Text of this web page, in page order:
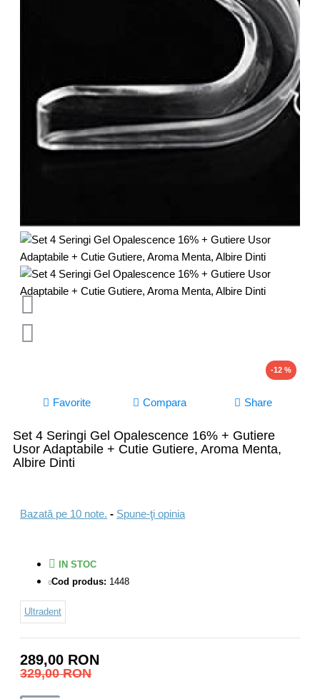
-12 %
Favorite Compara Share
Set 4 Seringi Gel Opalescence 16% + Gutiere
Usor Adaptabile + Cutie Gutiere, Aroma Menta,
Albire Dinti
Bazată pe 10 note. - Spune-ţi opinia
289,00 RON
329,00 RON
IN STOC
Cod produs: 1448
Ultradent